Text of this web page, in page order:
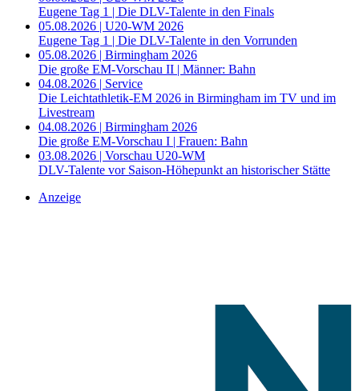
Eugene Tag 1 | Die DLV-Talente in den Finals
05.08.2026 | U20-WM 2026
Eugene Tag 1 | Die DLV-Talente in den Vorrunden
05.08.2026 | Birmingham 2026
Die große EM-Vorschau II | Männer: Bahn
04.08.2026 | Service
Die Leichtathletik-EM 2026 in Birmingham im TV und im
Livestream
04.08.2026 | Birmingham 2026
Die große EM-Vorschau I | Frauen: Bahn
03.08.2026 | Vorschau U20-WM
DLV-Talente vor Saison-Höhepunkt an historischer Stätte
Anzeige